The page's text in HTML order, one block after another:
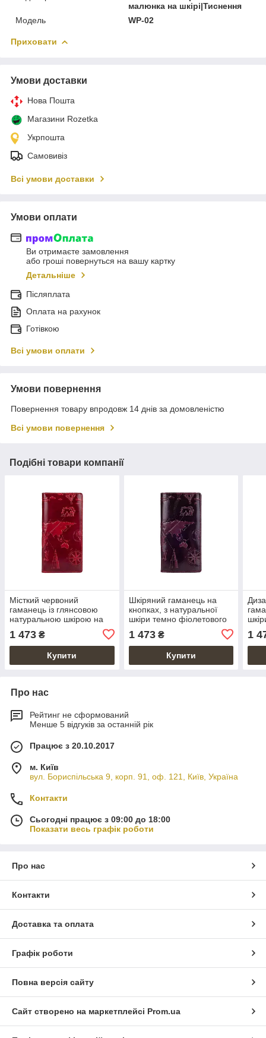
малюнка на шкірі|Тиснення
Модель
WP-02
Приховати
Умови доставки
Нова Пошта
Магазини Rozetka
Укрпошта
Самовивіз
Всі умови доставки
Умови оплати
Ви отримаєте замовлення
або гроші повернуться на вашу картку
Детальніше
Післяплата
Оплата на рахунок
Готівкою
Всі умови оплати
Умови повернення
Повернення товару впродовж 14 днів за домовленістю
Всі умови повернення
Подібні товари компанії
Місткий червоний
гаманець із глянсовою
натуральною шкірою на
wonders of the world"
1 473 ₴
Купити
Шкіряний гаманець на
кнопках, з натуральної
шкіри темно фіолетового
wonders of the world"
1 473₴
Купити
1
Про нас
Рейтинг не сформований
Менше 5 відгуків за останній рік
Працює з 20.10.2017
м. Київ
вул. Бориспільська 9, корп. 91, оф. 121, Київ, Україна
Контакти
Сьогодні працює з 09:00 до 18:00
Показати весь графік роботи
Про нас
Контакти
Доставка та оплата
Графік роботи
Повна версія сайту
Сайт створено на маркетплейсі Prom.ua